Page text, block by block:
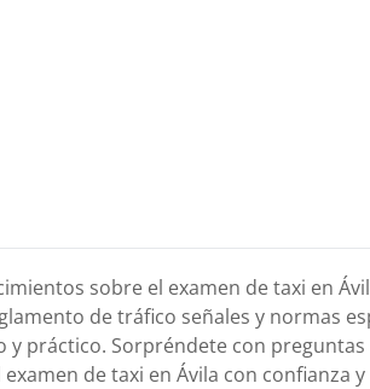
sobre el examen de taxi en
de tráfico señales y normas
práctico. Sorpréndete con
de taxi en Ávila con confianza